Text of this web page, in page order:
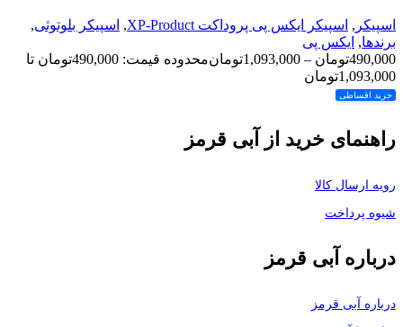
اسپیکر , اسپیکر ایکس پی پروداکت XP-Product , اسپیکر بلوتوثی,
برندها, ایکس پی
490,000تومان –
1,093,000تومان
محدوده قیمت: 490,000تومان تا
1,093,000تومان
خرید اقساطی
راهنمای خرید از آبی قرمز
رویه ارسال کالا
شیوه پرداخت
درباره آبی قرمز
درباره آبی قرمز